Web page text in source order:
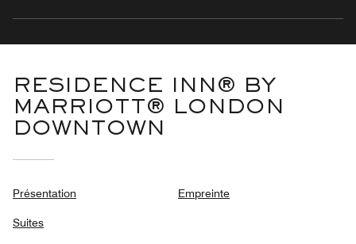
RESIDENCE INN® BY
MARRIOTT® LONDON
DOWNTOWN
Présentation
Suites
Empreinte